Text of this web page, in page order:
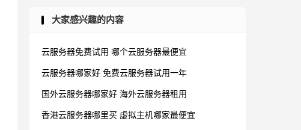
大家感兴趣的内容
云服务器免费试用 哪个云服务器最便宜
云服务器哪家好 免费云服务器试用一年
国外云服务器哪家好 海外云服务器租用
香港云服务器哪里买 虚拟主机哪家最便宜